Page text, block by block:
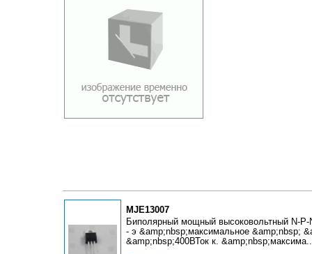
MJE13007
Биполярный мощный высоковольтный N-P-
- э &amp;nbsp;максимальное &amp;nbsp;
&amp;nbsp;400ВТок к.